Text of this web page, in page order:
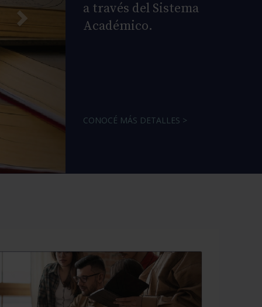
a través del Sistema
Académico.
CONOCÉ MÁS DETALLES >